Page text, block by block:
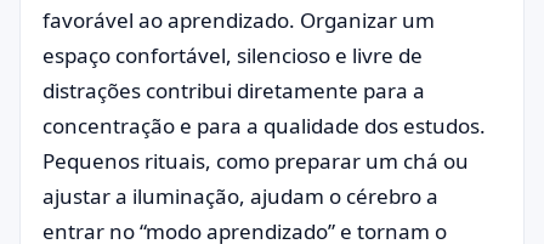
favorável ao aprendizado. Organizar um
espaço confortável, silencioso e livre de
distrações contribui diretamente para a
concentração e para a qualidade dos estudos.
Pequenos rituais, como preparar um chá ou
ajustar a iluminação, ajudam o cérebro a
entrar no “modo aprendizado” e tornam o